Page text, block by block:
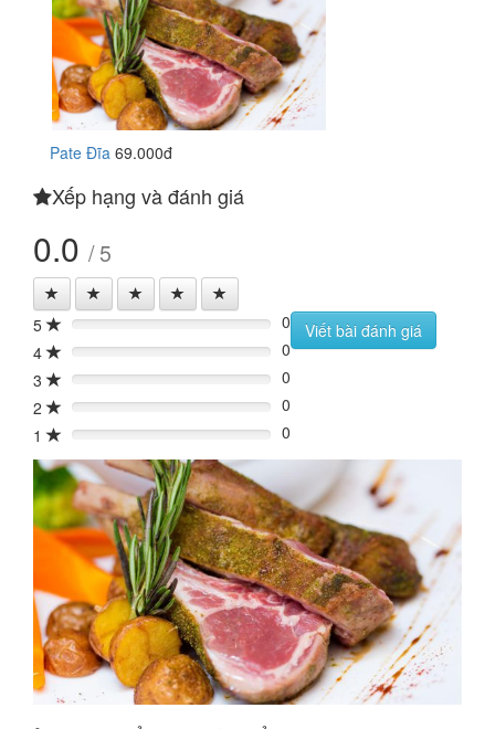
Pate Đĩa 69.000đ
Xếp hạng và đánh giá
0.0 / 5
5 0%
0
4
0%
0
3
0%
0
2
0%
0
1
0% 0
Viết bài đánh giá